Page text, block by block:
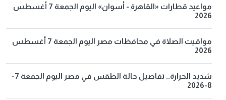
مواعيد قطارات «القاهرة - أسوان» اليوم الجمعة 7 أغسطس
2026
مواقيت الصلاة في محافظات مصر اليوم الجمعة 7 أغسطس
2026
شديد الحرارة.. تفاصيل حالة الطقس في مصر اليوم الجمعة 7-
8-2026